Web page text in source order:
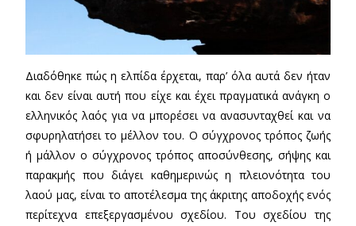
Διαδόθηκε πώς η ελπίδα έρχεται, παρ’ όλα αυτά δεν ήταν
και δεν είναι αυτή που είχε και έχει πραγματικά ανάγκη ο
ελληνικός λαός για να μπορέσει να ανασυνταχθεί και να
σφυρηλατήσει το μέλλον του. Ο σύγχρονος τρόπος ζωής
ή μάλλον ο σύγχρονος τρόπος αποσύνθεσης, σήψης και
παρακμής που διάγει καθημερινώς η πλειονότητα του
λαού μας, είναι το αποτέλεσμα της άκριτης αποδοχής ενός
περίτεχνα επεξεργασμένου σχεδίου. Του σχεδίου της